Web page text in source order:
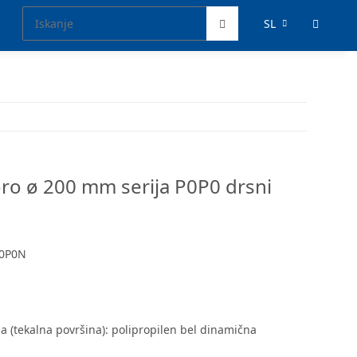
SL
ø 200 mm serija P0P0 drsni
(tekalna površina): polipropilen bel dinamična